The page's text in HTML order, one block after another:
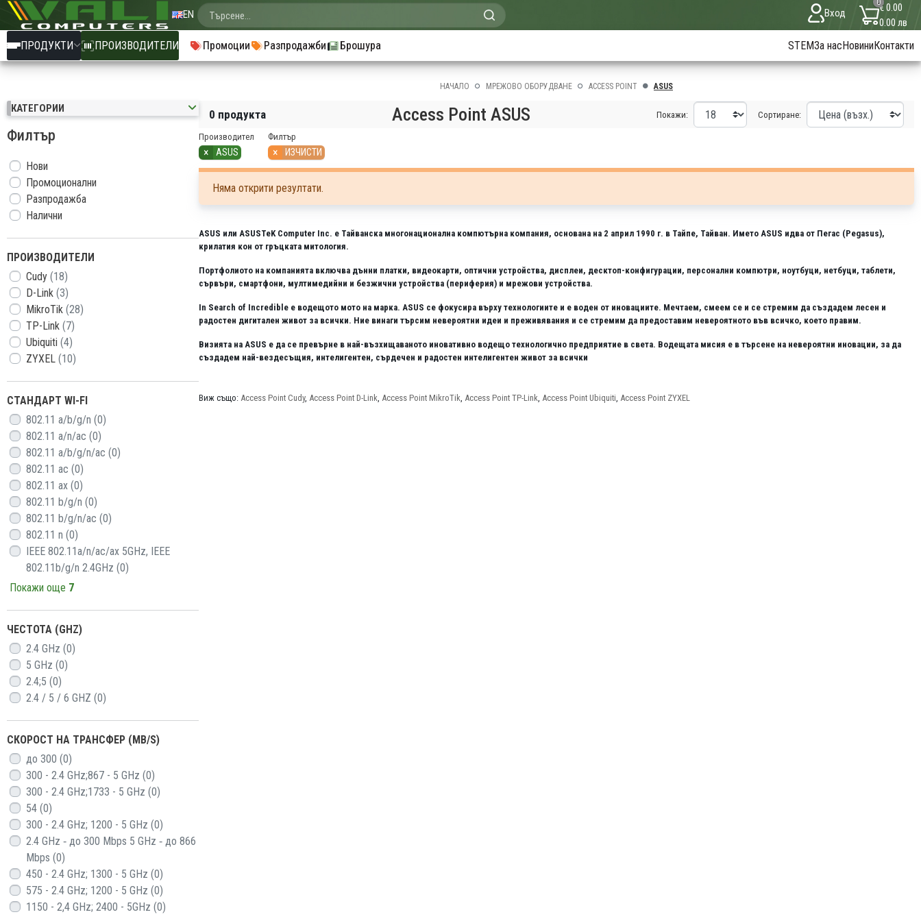
EN Вход
0€ 0.00
0.00 лв
ПРОДУКТИ ПРОИЗВОДИТЕЛИ Промоции Разпродажби Брошура STEMЗа насНовиниКонтакти
КАТЕГОРИИ
Филтър
Нови
Промоционални
Разпродажба
Налични
ПРОИЗВОДИТЕЛИ
Cudy (18)
D-Link (3)
MikroTik (28)
TP-Link (7)
Ubiquiti (4)
ZYXEL (10)
СТАНДАРТ WI-FI
802.11 a/b/g/n (0)
802.11 a/n/ac (0)
802.11 a/b/g/n/ac (0)
802.11 ac (0)
802.11 ax (0)
802.11 b/g/n (0)
802.11 b/g/n/ac (0)
802.11 n (0)
IEEE 802.11a/n/ac/ax 5GHz, IEEE
802.11b/g/n 2.4GHz (0)
Покажи още 7
ЧЕСТОТА (GHZ)
2.4 GHz (0)
5 GHz (0)
2.4;5 (0)
2.4 / 5 / 6 GHZ (0)
СКОРОСТ НА ТРАНСФЕР (MB/S)
до 300 (0)
300 - 2.4 GHz;867 - 5 GHz (0)
300 - 2.4 GHz;1733 - 5 GHz (0)
54 (0)
300 - 2.4 GHz; 1200 - 5 GHz (0)
2.4 GHz ‑ до 300 Mbps 5 GHz ‑ до 866
Mbps (0)
450 - 2.4 GHz; 1300 - 5 GHz (0)
575 - 2.4 GHz; 1200 - 5 GHz (0)
1150 - 2,4 GHz; 2400 - 5GHz (0)
НАЧАЛО МРЕЖОВО ОБОРУДВАНЕ ACCESS POINT ASUS
0 продукта Access Point ASUS Покажи: Сортиране:
Производител
× ASUS
Филтър
× ИЗЧИСТИ
Няма открити резултати.
ASUS или ASUSTeK Computer Inc. е Тайванска многонационална компютърна компания, основана на 2 април 1990 г. в Тайпе, Тайван. Името ASUS идва от Пегас (Pegasus),
крилатия кон от гръцката митология.
Портфолиото на компанията включва дънни платки, видеокарти, оптични устройства, дисплеи, десктоп-конфигурации, персонални компютри, ноутбуци, нетбуци, таблети,
сървъри, смартфони, мултимедийни и безжични устройства (периферия) и мрежови устройства.
In Search of Incredible е водещото мото на марка. ASUS се фокусира върху технологиите и е воден от иновациите. Мечтаем, смеем се и се стремим да създадем лесен и
радостен дигитален живот за всички. Ние винаги търсим невероятни идеи и преживявания и се стремим да предоставим невероятното във всичко, което правим.
Визията на ASUS е да се превърне в най-възхищаваното иновативно водещо технологично предприятие в света. Водещата мисия е в търсене на невероятни иновации, за да
създадем най-вездесъщия, интелигентен, сърдечен и радостен интелигентен живот за всички
Виж също: Access Point Cudy, Access Point D-Link, Access Point MikroTik, Access Point TP-Link, Access Point Ubiquiti, Access Point ZYXEL